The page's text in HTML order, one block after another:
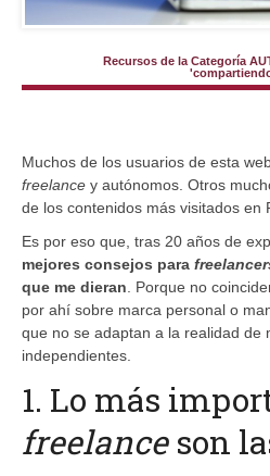
Recursos de la Categoría
Muchos de los usuarios de esta
freelance y autónomos. Otros
de los contenidos más visitados en
Es por eso que, tras 20 años de
mejores consejos para
que me dieran . Porque no
por ahí sobre marca personal o
que no se adaptan a la realidad de
independientes.
1. Lo más
freelanceson